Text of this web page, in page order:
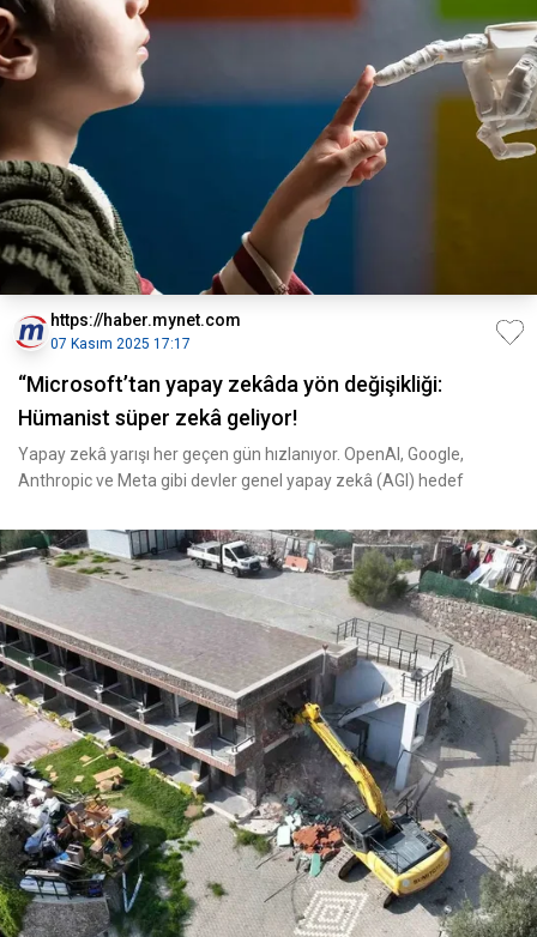
https://haber.mynet.com
07 Kasım 2025 17:17
“Microsoft’tan yapay zekâda yön değişikliği:
Hümanist süper zekâ geliyor!
Yapay zekâ yarışı her geçen gün hızlanıyor. OpenAI, Google,
Anthropic ve Meta gibi devler genel yapay zekâ (AGI) hedef